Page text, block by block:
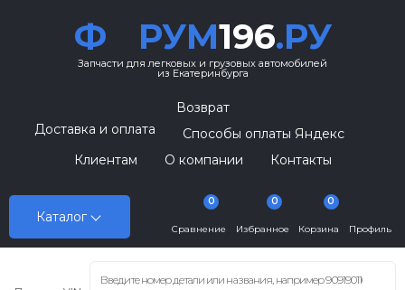
Ф РУМ196.РУ
Запчасти для легковых и грузовых автомобилей
из Екатеринбурга
Каталог
Возврат
Доставка и оплата
Способы оплаты Яндекс
Клиентам
О компании Контакты
Сравнение
0
Избранное
0
Корзина
0
Профиль